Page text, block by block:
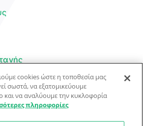
cookies ώστε η τοποθεσία μας
σωστά, να εξατομικεύουμε
και να αναλύουμε την κυκλοφορία
πληροφορίες